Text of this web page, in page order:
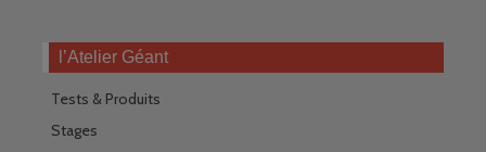
l’Atelier Géant
Tests & Produits
Stages